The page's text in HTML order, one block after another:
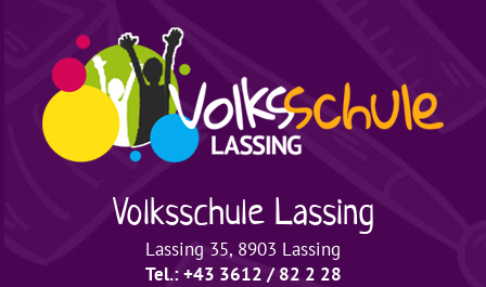
VolksschuleLassing
Lassing 35, 8903 Lassing
Tel.: +43 3612 / 82 2 28